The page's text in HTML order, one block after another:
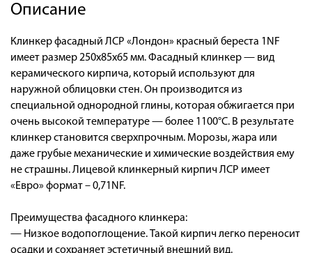
Описание
Клинкер фасадный ЛСР «Лондон» красный береста 1NF
имеет размер 250x85x65 мм. Фасадный клинкер — вид
керамического кирпича, который используют для
наружной облицовки стен. Он производится из
специальной однородной глины, которая обжигается при
очень высокой температуре — более 1100°С. В результате
клинкер становится сверхпрочным. Морозы, жара или
даже грубые механические и химические воздействия ему
не страшны. Лицевой клинкерный кирпич ЛСР имеет
«Евро» формат – 0,71NF.
Преимущества фасадного клинкера:
— Низкое водопоглощение. Такой кирпич легко переносит
осадки и сохраняет эстетичный внешний вид.